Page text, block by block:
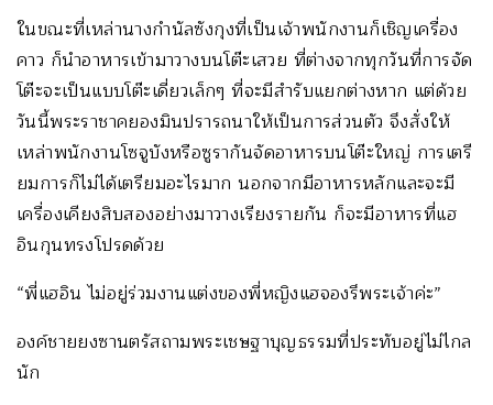
ในขณะที่เหล่านางกำนัลซังกุงที่เป็นเจ้าพนักงานก็เชิญเครื่อง
คาว ก็นำอาหารเข้ามาวางบนโต๊ะเสวย ที่ต่างจากทุกวันที่การจัด
โต๊ะจะเป็นแบบโต๊ะเดี่ยวเล็กๆ ที่จะมีสำรับแยกต่างหาก แต่ด้วย
วันนี้พระราชาคยองมินปรารถนาให้เป็นการส่วนตัว จึงสั่งให้
เหล่าพนักงานโซจูบังหรือซูรากันจัดอาหารบนโต๊ะใหญ่ การเตรี
ยมการก็ไม่ได้เตรียมอะไรมาก นอกจากมีอาหารหลักและจะมี
เครื่องเคียงสิบสองอย่างมาวางเรียงรายกัน ก็จะมีอาหารที่แฮ
อินกุนทรงโปรดด้วย
“พี่แฮอิน ไม่อยู่ร่วมงานแต่งของพี่หญิงแฮจองรึพระเจ้าค่ะ”
องค์ชายยงซานตรัสถามพระเชษฐาบุญธรรมที่ประทับอยู่ไม่ไกล
นัก